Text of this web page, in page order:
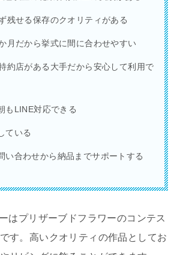
残せる保存のクオリティがある
月だから挙式に間に合わせやすい
約店がある大手だから安心して利用で
もLINE対応できる
ている
い合わせから納品までサポートする
はプリザーブドフラワーのコンテス
す。高いクオリティの作品としてお